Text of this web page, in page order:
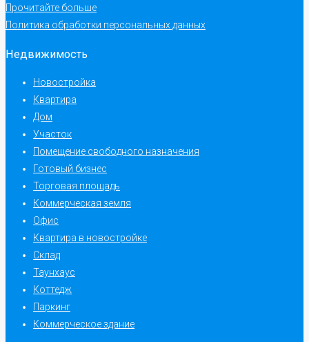
Прочитайте больше
Политика обработки персональных данных
Недвижимость
Новостройка
Квартира
Дом
Участок
Помещение свободного назначения
Готовый бизнес
Торговая площадь
Коммерческая земля
Офис
Квартира в новостройке
Склад
Таунхаус
Коттедж
Паркинг
Коммерческое здание